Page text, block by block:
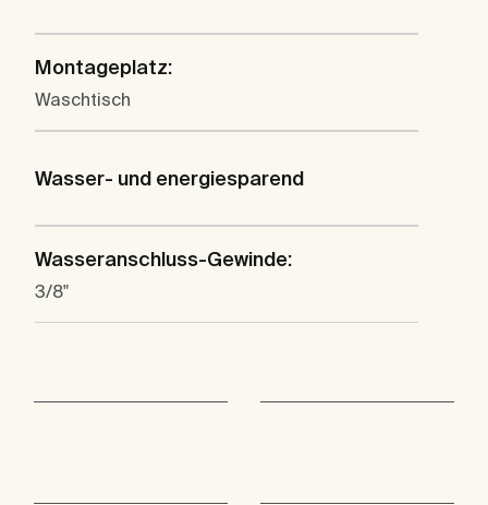
Montageplatz:
Waschtisch
Wasser- und energiesparend
Wasseranschluss-Gewinde:
3/8"